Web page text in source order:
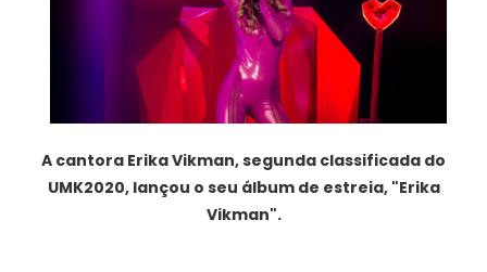
A cantora Erika Vikman, segunda classificada do
UMK2020, lançou o seu álbum de estreia, "Erika
Vikman".